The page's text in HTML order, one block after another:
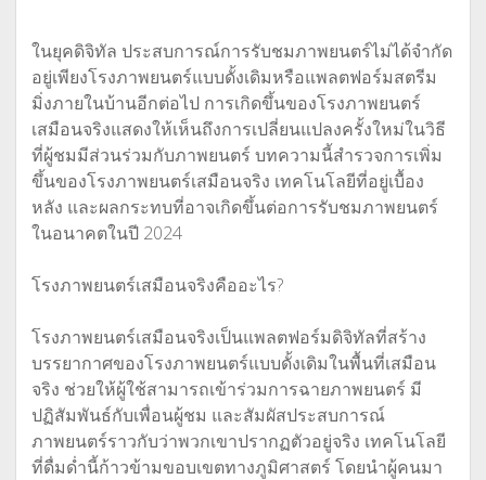
ในยุคดิจิทัล ประสบการณ์การรับชมภาพยนตร์ไม่ได้จำกัด
อยู่เพียงโรงภาพยนตร์แบบดั้งเดิมหรือแพลตฟอร์มสตรีม
มิ่งภายในบ้านอีกต่อไป การเกิดขึ้นของโรงภาพยนตร์
เสมือนจริงแสดงให้เห็นถึงการเปลี่ยนแปลงครั้งใหม่ในวิธี
ที่ผู้ชมมีส่วนร่วมกับภาพยนตร์ บทความนี้สำรวจการเพิ่ม
ขึ้นของโรงภาพยนตร์เสมือนจริง เทคโนโลยีที่อยู่เบื้อง
หลัง และผลกระทบที่อาจเกิดขึ้นต่อการรับชมภาพยนตร์
ในอนาคตในปี 2024
โรงภาพยนตร์เสมือนจริงคืออะไร?
โรงภาพยนตร์เสมือนจริงเป็นแพลตฟอร์มดิจิทัลที่สร้าง
บรรยากาศของโรงภาพยนตร์แบบดั้งเดิมในพื้นที่เสมือน
จริง ช่วยให้ผู้ใช้สามารถเข้าร่วมการฉายภาพยนตร์ มี
ปฏิสัมพันธ์กับเพื่อนผู้ชม และสัมผัสประสบการณ์
ภาพยนตร์ราวกับว่าพวกเขาปรากฏตัวอยู่จริง เทคโนโลยี
ที่ดื่มด่ำนี้ก้าวข้ามขอบเขตทางภูมิศาสตร์ โดยนำผู้คนมา